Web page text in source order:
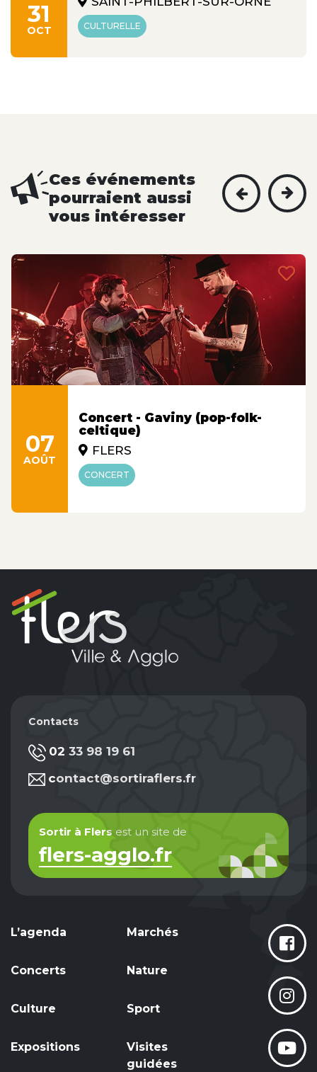
31
OCT CULTURELLE
Ces événements
pourraient aussi
vous intéresser
07
AOÛT
Concert - Gaviny (pop-folk-
celtique)
FLERS
CONCERT
Contacts
02 33 98 19 61
contact@sortiraflers.fr
Sortir à Flers est un site de
flers-agglo.fr
L’agenda
Concerts
Culture
Expositions
Marchés
Nature
Sport
Visites
guidées